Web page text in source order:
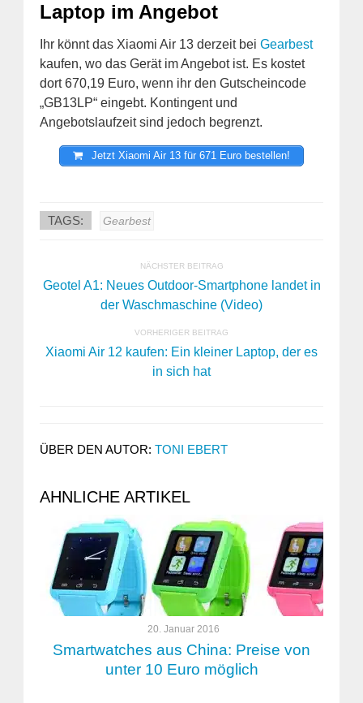
Laptop im Angebot
Ihr könnt das Xiaomi Air 13 derzeit bei Gearbest
kaufen, wo das Gerät im Angebot ist. Es kostet
dort 670,19 Euro, wenn ihr den Gutscheincode
„GB13LP“ eingebt. Kontingent und
Angebotslaufzeit sind jedoch begrenzt.
Jetzt Xiaomi Air 13 für 671 Euro bestellen!
TAGS: Gearbest
NÄCHSTER BEITRAG
Geotel A1: Neues Outdoor-Smartphone landet in
der Waschmaschine (Video)
VORHERIGER BEITRAG
Xiaomi Air 12 kaufen: Ein kleiner Laptop, der es
in sich hat
ÜBER DEN AUTOR: TONI EBERT
AHNLICHE ARTIKEL
20. Januar 2016
Smartwatches aus China: Preise von
unter 10 Euro möglich